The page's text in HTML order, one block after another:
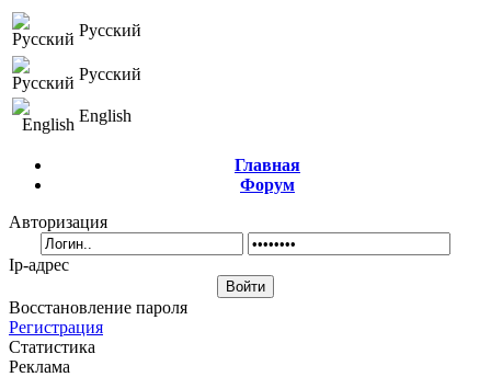
Русский
Русский
English
Главная
Форум
Авторизация
Ip-адрес
Восстановление пароля
Регистрация
Статистика
Реклама